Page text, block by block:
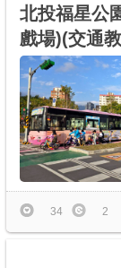
北投福星公
戲場)(交通
34 2